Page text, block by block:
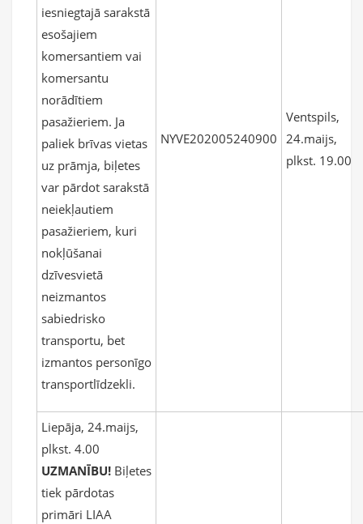
iesniegtajā sarakstā
esošajiem
komersantiem vai
komersantu
norādītiem
pasažieriem. Ja
paliek brīvas vietas
uz prāmja, biļetes
var pārdot sarakstā
neiekļautiem
pasažieriem, kuri
nokļūšanai
dzīvesvietā
neizmantos
sabiedrisko
transportu, bet
izmantos personīgo
transportlīdzekli.
NYVE202005240900
Ventspils,
24.maijs,
plkst. 19.00
Liepāja, 24.maijs,
plkst. 4.00
UZMANĪBU! Biļetes
tiek pārdotas
primāri LIAA